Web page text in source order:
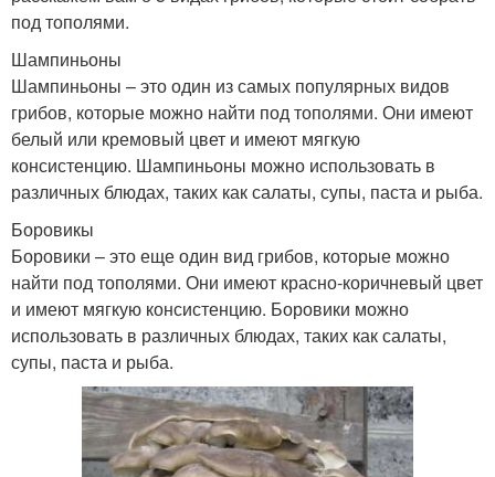
под тополями.
Шампиньоны
Шампиньоны – это один из самых популярных видов
грибов, которые можно найти под тополями. Они имеют
белый или кремовый цвет и имеют мягкую
консистенцию. Шампиньоны можно использовать в
различных блюдах, таких как салаты, супы, паста и рыба.
Боровикы
Боровики – это еще один вид грибов, которые можно
найти под тополями. Они имеют красно-коричневый цвет
и имеют мягкую консистенцию. Боровики можно
использовать в различных блюдах, таких как салаты,
супы, паста и рыба.